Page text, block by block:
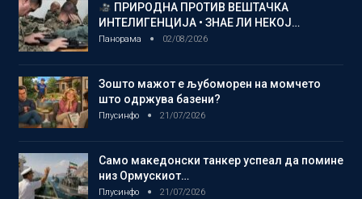
ПРИРОДНА ПРОТИВ ВЕШТАЧКА
ИНТЕЛИГЕНЦИЈА • ЗНАЕ ЛИ НЕКОЈ…
Панорама 02/08/2026
Зошто мажот е љубоморен на момчето
што одржува базени?
Плусинфо 21/07/2026
Само македонски танкер успеал да помине
низ Ормускиот…
Плусинфо 21/07/2026